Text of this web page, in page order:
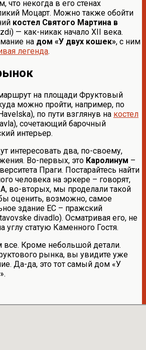
что некогда в его стенах
Моцарт. Можно также обойти
костел Святого Мартина в
— как-никак начало XII века.
на дом «У двух кошек», с ним
легенда.
на площади Фруктовый
можно пройти, например, по
по пути взглянув на костел
сочетающий барочный
интерьер.
интересовать два, по-своему,
Во-первых, это Каролинум –
Праги. Постарайтесь найти
человека на эркере – говорят,
А, во-вторых, мы проделали такой
оценить, возможно, самое
здание ЕС – пражский
divadlo). Осматривая его, не
углу статую Каменного Гостя.
все. Кроме небольшой детали.
рынка, вы увидите уже
Да-да, это тот самый дом «У